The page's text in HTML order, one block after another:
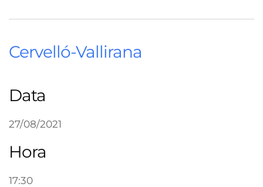
Cervelló-Vallirana
Data
27/08/2021
Hora
17:30